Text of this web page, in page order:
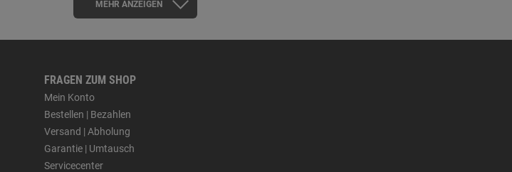
MEHR ANZEIGEN
FRAGEN ZUM SHOP
Mein Konto
Bestellen | Bezahlen
Versand | Abholung
Garantie | Umtausch
Servicecenter